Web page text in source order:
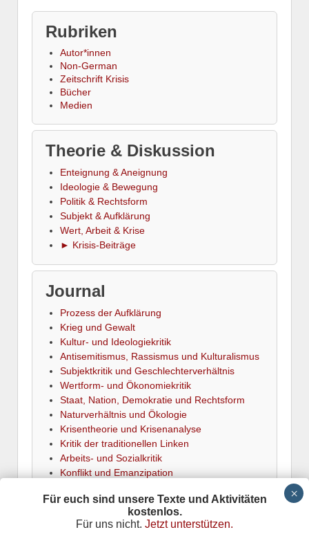
Rubriken
Autor*innen
Non-German
Zeitschrift Krisis
Bücher
Medien
Theorie & Diskussion
Enteignung & Aneignung
Ideologie & Bewegung
Politik & Rechtsform
Subjekt & Aufklärung
Wert, Arbeit & Krise
► Krisis-Beiträge
Journal
Prozess der Aufklärung
Krieg und Gewalt
Kultur- und Ideologiekritik
Antisemitismus, Rassismus und Kulturalismus
Subjektkritik und Geschlechterverhältnis
Wertform- und Ökonomiekritik
Staat, Nation, Demokratie und Rechtsform
Naturverhältnis und Ökologie
Krisentheorie und Krisenanalyse
Kritik der traditionellen Linken
Arbeits- und Sozialkritik
Konflikt und Emanzipation
Für euch sind unsere Texte und Aktivitäten
kostenlos.
Für uns nicht. Jetzt unterstützen.